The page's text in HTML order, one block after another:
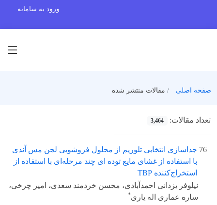
ورود به سامانه
صفحه اصلی مقالات منتشر شده
تعداد مقالات: 3,464
76 جداسازی انتخابی تلوریم از محلول فروشویی لجن مس آندی
با استفاده از غشای مایع توده ای چند مرحله‌ای با استفاده از
استخراج‌کننده TBP
نیلوفر یزدانی احمدآبادی، محسن خردمند سعدی، امیر چرخی،
ساره عماری اله یاری*